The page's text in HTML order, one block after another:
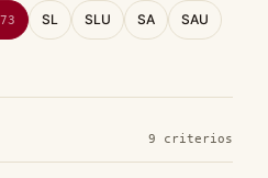
SL SLU SA SAU
9 criterios